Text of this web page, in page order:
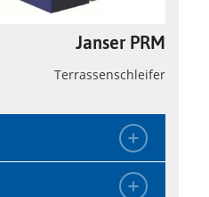
Janser PRM
Terrassenschleifer